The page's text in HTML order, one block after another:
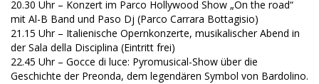
20.30 Uhr – Konzert im Parco Hollywood Show „On the road“
mit Al-B Band und Paso Dj (Parco Carrara Bottagisio)
21.15 Uhr – Italienische Opernkonzerte, musikalischer Abend in
der Sala della Disciplina (Eintritt frei)
22.45 Uhr – Gocce di luce: Pyromusical-Show über die
Geschichte der Preonda, dem legendären Symbol von Bardolino.